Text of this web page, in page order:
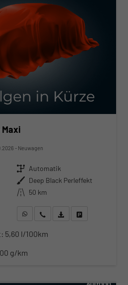
Neuwagen
Getriebe Automatik
Außenfarbe Deep Black Perleffekt
Kilometerstand 50 km
WhatsApp anfragen
Wir rufen Sie anFahrzeugexposé (PDF)
5,60 l/100km
g/km